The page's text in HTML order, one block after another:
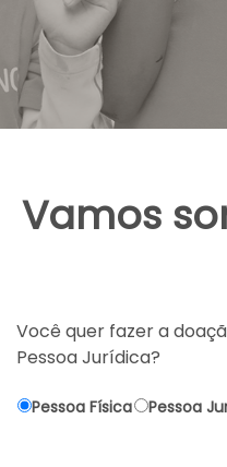
Vamos
Você quer fazer a
Pessoa Jurídica?
Pessoa Física Pessoa